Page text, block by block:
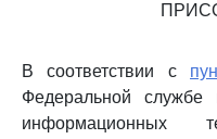
В соответствии с
Федеральной
информационных